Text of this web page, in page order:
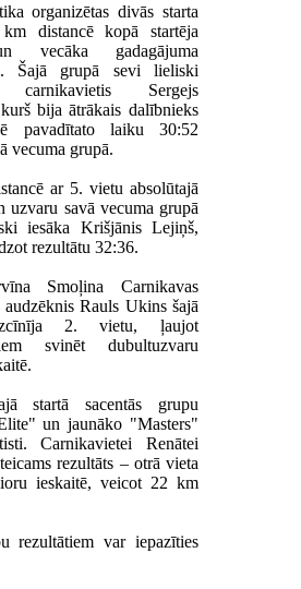
organizētas divās starta
distancē kopā startēja
vecāka gadagājuma
Šajā grupā sevi lieliski
carnikavietis Sergejs
bija ātrākais dalībnieks
pavadītato laiku 30:52
vecuma grupā.
ar 5. vietu absolūtajā
uzvaru savā vecuma grupā
iesāka Krišjānis Lejiņš,
rezultātu 32:36.
Smoļina Carnikavas
audzēknis Rauls Ukins šajā
2. vietu, ļaujot
svinēt dubultuzvaru
startā sacentās grupu
un jaunāko "Masters"
Carnikavietei Renātei
rezultāts – otrā vieta
ieskaitē, veicot 22 km
rezultātiem var iepazīties